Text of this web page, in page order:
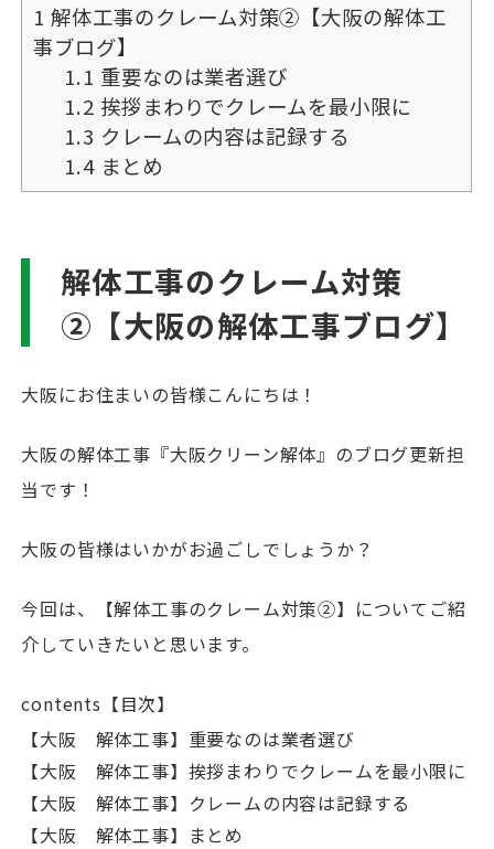
1 解体工事のクレーム対策②【大阪の解体工
事ブログ】
1.1 重要なのは業者選び
1.2 挨拶まわりでクレームを最小限に
1.3 クレームの内容は記録する
1.4まとめ
解体工事のクレーム対策
②【大阪の解体工事ブログ】
大阪にお住まいの皆様こんにちは！
大阪の解体工事『大阪クリーン解体』のブログ更新担
当です！
大阪の皆様はいかがお過ごしでしょうか？
今回は、【解体工事のクレーム対策②】についてご紹
介していきたいと思います。
contents【目次】
【大阪 解体工事】重要なのは業者選び
【大阪 解体工事】挨拶まわりでクレームを最小限に
【大阪 解体工事】クレームの内容は記録する
【大阪 解体工事】まとめ